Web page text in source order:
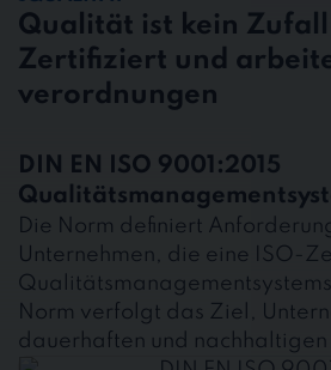
Qualität ist kein
Zertifiziert und
verordnungen
DIN EN ISO 9001:2015
Die Norm definiert
Unternehmen, die eine ISO-
Norm verfolgt das Ziel,
dauerhaften und